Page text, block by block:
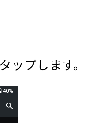
ップします。